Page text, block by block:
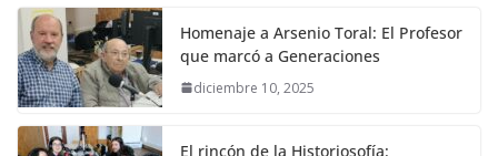
Homenaje a Arsenio Toral: El Profesor
que marcó a Generaciones
diciembre 10, 2025
El rincón de la Historiosofía: